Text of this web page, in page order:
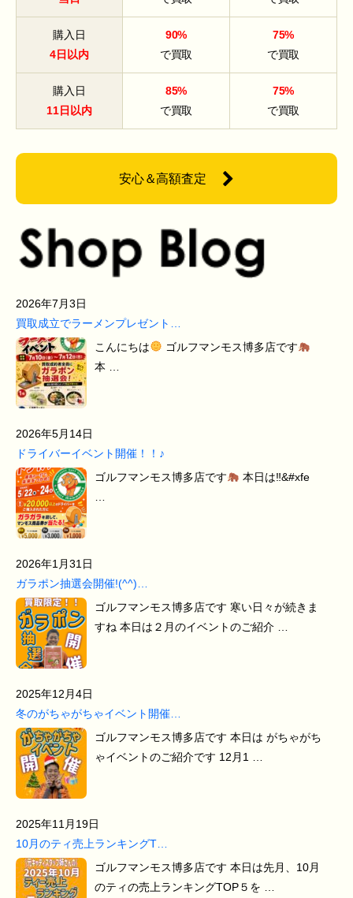
購入日
4日以内
90%
で買取
75%
で買取
購入日
11日以内
85%
で買取
75%
で買取
安心＆高額査定
2026年7月3日
買取成立でラーメンプレゼント…
こんにちは
ゴルフマンモス博多店です
本 …
2026年5月14日
ドライバーイベント開催！！♪
ゴルフマンモス博多店です
本日は‼&#xfe
2026年1月31日
ガラポン抽選会開催!(^^)…
ゴルフマンモス博多店です 寒い日々が続きま
すね 本日は２月のイベントのご紹介 …
2025年12月4日
冬のがちゃがちゃイベント開催…
ゴルフマンモス博多店です 本日は がちゃがち
ゃイベントのご紹介です 12月1 …
2025年11月19日
10月のティ売上ランキングT…
ゴルフマンモス博多店です 本日は先月、10月
のティの売上ランキングTOP５を …